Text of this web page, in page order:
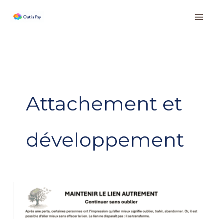
Attachement et
développement